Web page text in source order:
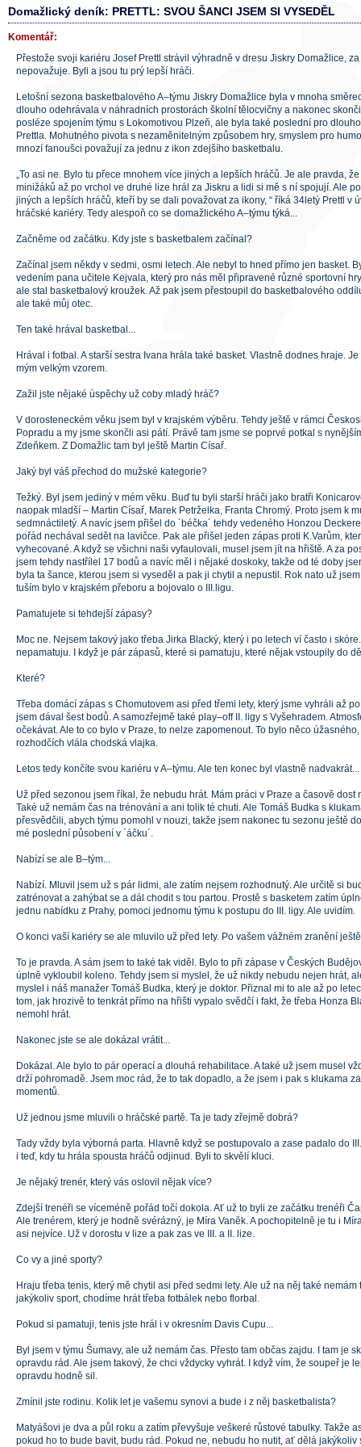
Domažlický deník: PRETTL: SVOU ŠANCI JSEM SI VYSEDĚL
Komentář:
Přestože svoji kariéru Josef Prettl strávil výhradně v dresu Jiskry Domažlice,
nepovažuje. Byli a jsou tu prý lepší hráči.
Letošní sezona basketbalového A–týmu Jiskry Domažlice byla v mnoha
dlouho odehrávala v náhradních prostorách školní tělocvičny a nakonec
posléze spojením týmu s Lokomotivou Plzeň, ale byla také poslední pro
Prettla. Mohutného pivota s nezaměnitelným způsobem hry, smyslem pro
mnozí fanoušci považují za jednu z ikon zdejšího basketbalu.
„To asi ne. Bylo tu přece mnohem více jiných a lepších hráčů. Je ale pravda,
minižáků až po vrchol ve druhé lize hrál za Jiskru a lidi si mě s ní spojují. Ale
jiných a lepších hráčů, kteří by se dali považovat za ikony, “ říká 34letý Prettl v
hráčské kariéry. Tedy alespoň co se domažlického A–týmu týká...
Začněme od začátku. Kdy jste s basketbalem začínal?
Začínal jsem někdy v sedmi, osmi letech. Ale nebyl to hned přímo jen basket.
vedením pana učitele Kejvala, který pro nás měl připravené různé sportovní
ale stal basketbalový kroužek. Až pak jsem přestoupil do basketbalového
ale také můj otec.
Ten také hrával basketbal...
Hrával i fotbal. A starší sestra Ivana hrála také basket. Vlastně dodnes hraje.
mým velkým vzorem.
Zažil jste nějaké úspěchy už coby mladý hráč?
V dorosteneckém věku jsem byl v krajském výběru. Tehdy ještě v rámci
Popradu a my jsme skončli asi pátí. Právě tam jsme se poprvé potkal s
Zdeňkem. Z Domažlic tam byl ještě Martin Císař.
Jaký byl váš přechod do mužské kategorie?
Težký. Byl jsem jediný v mém věku. Buď tu byli starší hráči jako bratři
naopak mladší – Martin Císař, Marek Petrželka, Franta Chromý. Proto jsem k
sedmnáctiletý. A navíc jsem přišel do ´béčka´ tehdy vedeného Honzou
pořád nechával sedět na lavičce. Pak ale přišel jeden zápas proti K.Varům,
vyhecované. A když se všichni naši vyfaulovali, musel jsem jít na hřiště. A za
jsem tehdy nastřílel 17 bodů a navíc měl i nějaké doskoky, takže od té doby
byla ta šance, kterou jsem si vyseděl a pak ji chytil a nepustil. Rok nato už jsem
tuším bylo v krajském přeboru a bojovalo o III.ligu.
Pamatujete si tehdejší zápasy?
Moc ne. Nejsem takový jako třeba Jirka Blacký, který i po letech ví často i
nepamatuju. I když je pár zápasů, které si pamatuju, které nějak vstoupily do
Které?
Třeba domácí zápas s Chomutovem asi před třemi lety, který jsme vyhráli až
jsem dával šest bodů. A samozřejmě také play–off II. ligy s Vyšehradem.
očekávat. Ale to co bylo v Praze, to nelze zapomenout. To bylo něco
rozhodčích vlála chodská vlajka.
Letos tedy končíte svou kariéru v A–týmu. Ale ten konec byl vlastně nadvakrát...
Už před sezonou jsem říkal, že nebudu hrát. Mám práci v Praze a časově dost
Také už nemám čas na trénování a ani tolik té chuti. Ale Tomáš Budka s
přesvědčili, abych týmu pomohl v nouzi, takže jsem nakonec tu sezonu ještě
mé poslední působení v ´áčku´.
Nabízí se ale B–tým...
Nabízí. Mluvil jsem už s pár lidmi, ale zatím nejsem rozhodnutý. Ale určitě si
zatrénovat a zahýbat se a dál chodit s tou partou. Prostě s basketem zatím
jednu nabídku z Prahy, pomoci jednomu týmu k postupu do III. ligy. Ale uvidím.
O konci vaší kariéry se ale mluvilo už před lety. Po vašem vážném zranění
To je pravda. A sám jsem to také tak viděl. Bylo to při zápase v Českých
úplně vykloubil koleno. Tehdy jsem si myslel, že už nikdy nebudu nejen hrát,
myslel i náš manažer Tomáš Budka, který je doktor. Přiznal mi to ale až po
tom, jak hrozivě to tenkrát přímo na hřišti vypalo svědčí i fakt, že třeba Honza
nemohl hrát.
Nakonec jste se ale dokázal vrátit...
Dokázal. Ale bylo to pár operací a dlouhá rehabilitace. A také už jsem musel
drží pohromadě. Jsem moc rád, že to tak dopadlo, a že jsem i pak s klukama
momentů.
Už jednou jsme mluvili o hráčské partě. Ta je tady zřejmě dobrá?
Tady vždy byla výborná parta. Hlavně když se postupovalo a zase padalo do
i teď, kdy tu hrála spousta hráčů odjinud. Byli to skvělí kluci.
Je nějaký trenér, který vás oslovil nějak více?
Zdejší trenéři se víceméně pořád točí dokola. Ať už to byli ze začátku trenéři
Ale trenérem, který je hodně svérázný, je Míra Vaněk. A pochopitelně je tu i
asi nejvíce. Už v dorostu v lize a pak zas ve III. a II. lize.
Co vy a jiné sporty?
Hraju třeba tenis, který mě chytil asi před sedmi lety. Ale už na něj také
jakýkoliv sport, chodíme hrát třeba fotbálek nebo florbal.
Pokud si pamatuji, tenis jste hrál i v okresním Davis Cupu...
Byl jsem v týmu Šumavy, ale už nemám čas. Přesto tam občas zajdu. I tam je
opravdu rád. Ale jsem takový, že chci vždycky vyhrát. I když vím, že soupeř je
opravdu hodně sil.
Zmínil jste rodinu. Kolik let je vašemu synovi a bude i z něj basketbalista?
Matyášovi je dva a půl roku a zatím převyšuje veškeré růstové tabulky. Takže
pokud ho to bude bavit, budu rád. Pokud ne, nebudu ho nutit, ať dělá jakýkoliv